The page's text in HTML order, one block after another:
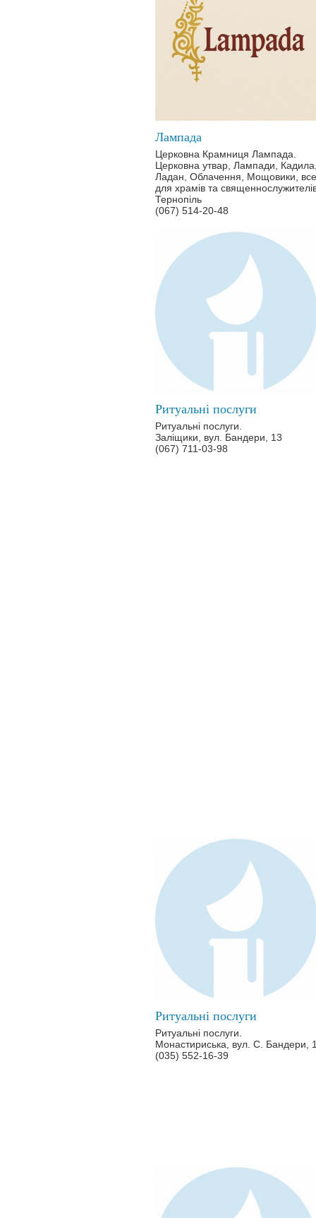
Лампада
Церковна Крамниця Лампада.
Церковна утвар, Лампади,
Ладан, Облачення, Мощовики, все
для храмів та
Тернопіль
(067) 514-20-48
Ритуальні послуги
Ритуальні послуги.
Заліщики, вул. Бандери, 13
(067) 711-03-98
Ритуальні послуги
Ритуальні послуги.
Монастириська, вул. С. Бандери,
(035) 552-16-39